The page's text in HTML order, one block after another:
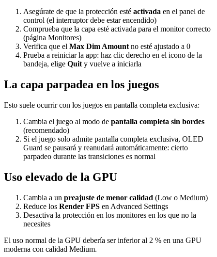
Asegúrate de que la protección esté activada en el panel de
control (el interruptor debe estar encendido)
Comprueba que la capa esté activada para el monitor correcto
(página Monitores)
Verifica que el Max Dim Amount no esté ajustado a 0
Prueba a reiniciar la app: haz clic derecho en el icono de la
bandeja, elige Quit y vuelve a iniciarla
La capa parpadea en los juegos
Esto suele ocurrir con los juegos en pantalla completa exclusiva:
Cambia el juego al modo de pantalla completa sin bordes
(recomendado)
Si el juego solo admite pantalla completa exclusiva, OLED
Guard se pausará y reanudará automáticamente: cierto
parpadeo durante las transiciones es normal
Uso elevado de la GPU
Cambia a un preajuste de menor calidad (Low o Medium)
Reduce los Render FPS en Advanced Settings
Desactiva la protección en los monitores en los que no la
necesites
El uso normal de la GPU debería ser inferior al 2 % en una GPU
moderna con calidad Medium.